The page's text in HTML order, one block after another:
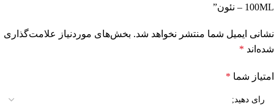
100ML – نئون”
نشانی ایمیل شما منتشر نخواهد شد. بخش‌های موردنیاز علامت‌گذاری
شده‌اند *
امتیاز شما *